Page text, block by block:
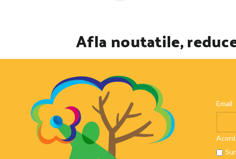
Afla noutatile,
Email